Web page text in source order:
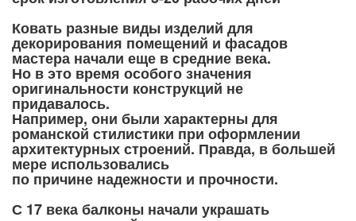
Ковать разные виды изделий для
декорирования помещений и фасадов
мастера начали еще в средние века.
Но в это время особого значения
оригинальности конструкций не
придавалось.
Например, они были характерны для
романской стилистики при оформлении
архитектурных строений. Правда, в большей
мере использовались
по причине надежности и прочности.
С 17 века балконы начали украшать